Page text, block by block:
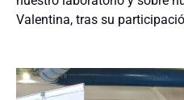
Valentina, tras su